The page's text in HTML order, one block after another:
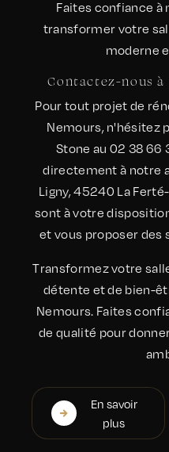
Faites confiance à
transformer votre
moderne
Contactez-nous
Pour tout projet de
Nemours, n'hésitez
Stone au 02 38 66
directement à notre
Ligny, 45240 La
sont à votre
et vous proposer des
Transformez votre
détente et de bien-
Nemours. Faites
de qualité pour
En savoir
plus